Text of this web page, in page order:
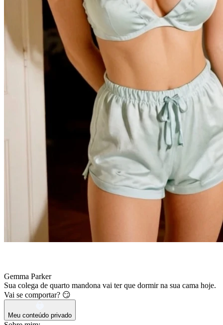
Gemma Parker
Sua colega de quarto mandona vai ter que dormir na sua cama hoje.
Vai se comportar? 😏
Meu conteúdo privado